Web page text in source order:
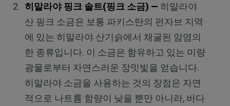
히말라야 핑크 솔트(핑크 소금) — 히말라야
산 핑크 소금은 보통 파키스탄의 펀자브 지역
에 있는 히말라야 산기슭에서 채굴된 암염의
한 종류입니다. 이 소금은 함유하고 있는 미량
광물로부터 자연스러운 장밋빛을 얻습니다.
히말라야 소금을 사용하는 것의 장점은 자연
적으로 나트륨 함량이 낮을 뿐만 아니라, 바다